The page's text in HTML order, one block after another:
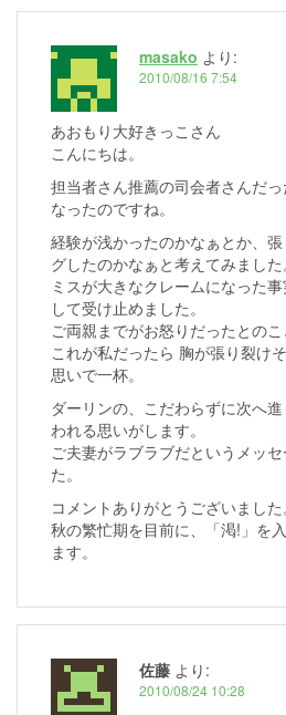
masako より:
2010/08/16 7:54
あおもり大好きっこさん
こんにちは。
担当者さん推薦の司会者さんだ
なったのですね。
経験が浅かったのかなぁとか、
グしたのかなぁと考えてみました
ミスが大きなクレームになった
して受け止めました。
ご両親までがお怒りだったとのこ
これが私だったら 胸が張り裂け
思いで一杯。
ダーリンの、こだわらずに次へ
われる思いがします。
ご夫妻がラブラブだというメッ
た。
コメントありがとうございました
秋の繁忙期を目前に、「渇!」を
ます。
佐藤 より:
2010/08/24 10:28